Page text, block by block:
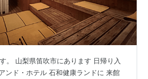
。 山梨県笛吹市にあります 日帰り入
ンド・ホテル 石和健康ランドに 来館